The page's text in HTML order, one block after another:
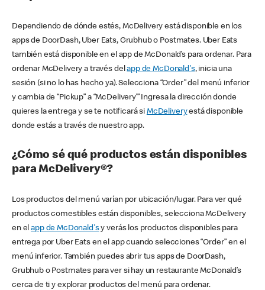
Dependiendo de dónde estés, McDelivery está disponible en los
apps de DoorDash, Uber Eats, Grubhub o Postmates. Uber Eats
también está disponible en el app de McDonald’s para ordenar. Para
ordenar McDelivery a través delapp de McDonald's, inicia una
sesión (si no lo has hecho ya). Selecciona “Order” del menú inferior
y cambia de “Pickup” a “McDelivery’” Ingresa la dirección donde
quieres la entrega y se te notificará si McDeliveryestá disponible
donde estás a través de nuestro app.
¿Cómo sé qué productos están disponibles
para McDelivery®?
Los productos del menú varían por ubicación/lugar. Para ver qué
productos comestibles están disponibles, selecciona McDelivery
en elapp de McDonald'sy verás los productos disponibles para
entrega por Uber Eats en el app cuando selecciones “Order” en el
menú inferior. También puedes abrir tus apps de DoorDash,
Grubhub o Postmates para ver si hay un restaurante McDonald’s
cerca de ti y explorar productos del menú para ordenar.